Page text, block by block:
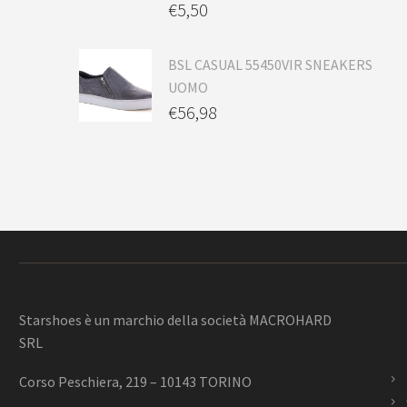
€5,50
BSL CASUAL 55450VIR SNEAKERS
UOMO
€56,98
Starshoes è un marchio della società MACROHARD
SRL
Corso Peschiera, 219 – 10143 TORINO